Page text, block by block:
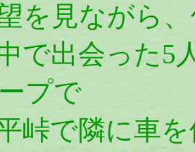
を見ながら
会った5人
プで
隣に車を停